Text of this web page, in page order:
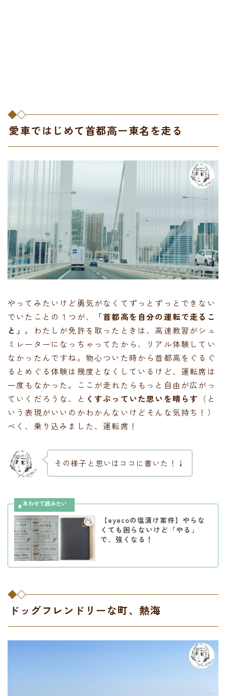
愛車ではじめて首都高ー東名を走る
やってみたいけど勇気がなくてずっとずっとできない
でいたことの１つが、
「首都高を自分の運転で走るこ
と」 。わたしが免許を取ったときは、高速教習がシュ
ミレーターになっちゃってたから、リアル体験してい
なかったんですね。物心ついた時から首都高をぐるぐ
るとめぐる体験は幾度となくしているけど、運転席は
一度もなかった。ここが走れたらもっと自由が広がっ
ていくだろうな、と くすぶっていた思いを晴らす （と
いう表現がいいのかわかんないけどそんな気持ち！）
ベく、乗り込みました、運転席！
その様子と思いはココに書いた！↓
【eyecoの塩漬け案件】やらな
くても困らないけど「やる」
で、強くなる！
ドッグフレンドリーな町、熱海